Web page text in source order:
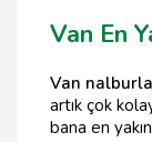
Van En
Van
artık çok
bana en